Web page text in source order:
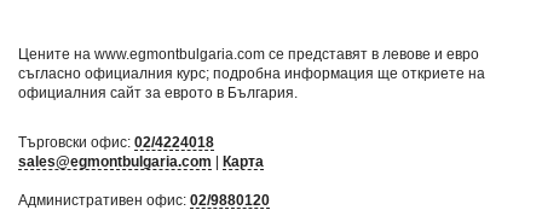
Цените на www.egmontbulgaria.com се представят в левове и евро
съгласно официалния курс; подробна информация ще откриете на
официалния сайт за еврото в България
Търговски офис: 02/4224018
sales@egmontbulgaria.com | Карта
Административен офис: 02/9880120